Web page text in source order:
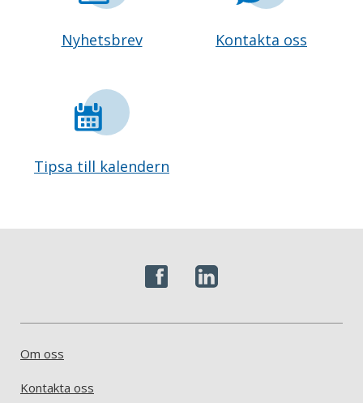
Nyhetsbrev Kontakta oss
Tipsa till kalendern
Om oss
Kontakta oss